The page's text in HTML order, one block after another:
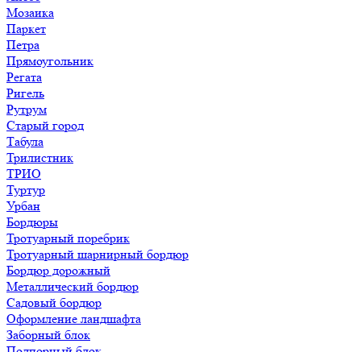
Мозаика
Паркет
Петра
Прямоугольник
Регата
Ригель
Рутрум
Старый город
Табула
Трилистник
ТРИО
Туртур
Урбан
Бордюры
Тротуарный поребрик
Тротуарный шарнирный бордюр
Бордюр дорожный
Металлический бордюр
Садовый бордюр
Оформление ландшафта
Заборный блок